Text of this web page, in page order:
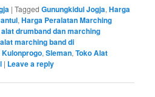
|Tagged Gunungkidul Jogja,Harga
,Harga Peralatan Marching
drumband dan marching
marching band di
Kulonprogo,Sleman,Toko Alat
| Leave a reply